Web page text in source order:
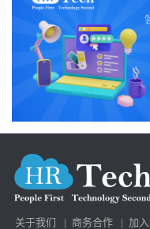
关于我们 | 商务合作 | 加